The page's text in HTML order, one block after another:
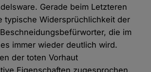
Gerade beim Letzteren
typische Widersprüchlichkeit der
die im
immer wieder deutlich wird.
der toten Vorhaut